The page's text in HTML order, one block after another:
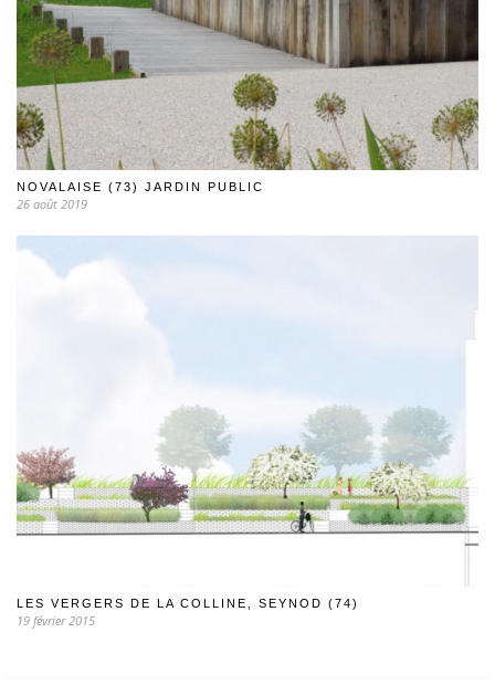
NOVALAISE (73) JARDIN PUBLIC
26 août 2019
LES VERGERS DE LA COLLINE, SEYNOD (74)
19 février 2015